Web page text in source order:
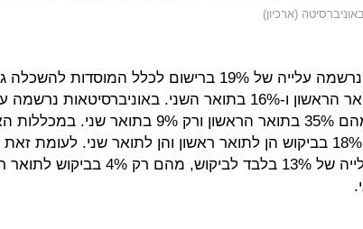
(ארכיון)
בביקוש, מהם 35% בתואר הראשון ורק 9%
עלייה של 18% בביקוש הן לתואר ראשון והן לתואר שני. לעומת